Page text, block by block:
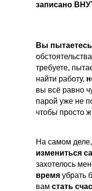
записано
Вы пытаетесь
требуете,
найти работу,
вы всё равно
парой уже не
чтобы просто
На самом
измениться
захотелось
время убрать
вам стать